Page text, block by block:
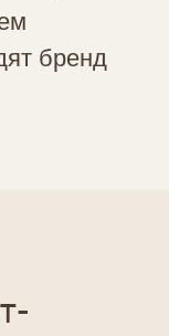
бренд